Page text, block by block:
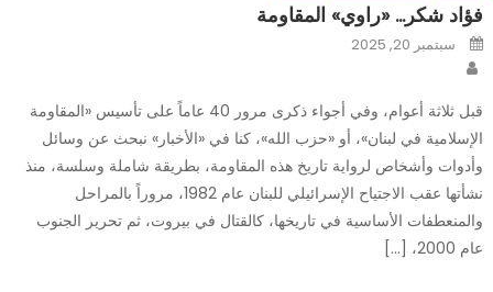
فؤاد شكر… «راوي» المقاومة
Posted
onسبتمبر 20, 2025
قبل ثلاثة أعوام، وفي أجواء ذكرى مرور 40 عاماً على تأسيس «المقاومة
الإسلامية في لبنان»، أو «حزب الله»، كنا في «الأخبار» نبحث عن وسائل
وأدوات وأشخاص لرواية تاريخ هذه المقاومة، بطريقة شاملة وسلسة، منذ
نشأتها عقب الاجتياح الإسرائيلي للبنان عام 1982، مروراً بالمراحل
والمنعطفات الأساسية في تاريخها، كالقتال في بيروت، ثم تحرير الجنوب
عام 2000، […]